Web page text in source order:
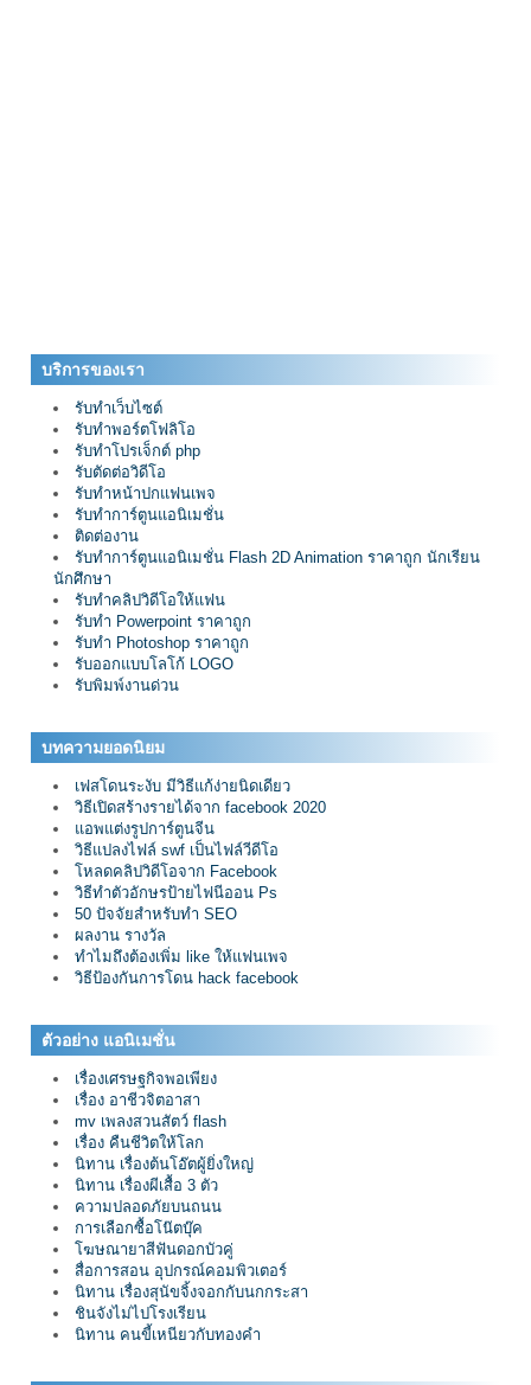
บริการของเรา
รับทำเว็บไซต์
รับทำพอร์ตโฟลิโอ
รับทำโปรเจ็กต์ php
รับตัดต่อวิดีโอ
รับทำหน้าปกแฟนเพจ
รับทำการ์ตูนแอนิเมชั่น
ติดต่องาน
รับทำการ์ตูนแอนิเมชั่น Flash 2D Animation ราคาถูก นักเรียน
นักศึกษา
รับทำคลิปวิดีโอให้แฟน
รับทำ Powerpoint ราคาถูก
รับทำ Photoshop ราคาถูก
รับออกแบบโลโก้ LOGO
รับพิมพ์งานด่วน
บทความยอดนิยม
เฟสโดนระงับ มีวิธีแก้ง่ายนิดเดียว
วิธีเปิดสร้างรายได้จาก facebook 2020
แอพแต่งรูปการ์ตูนจีน
วิธีแปลงไฟล์ swf เป็นไฟล์วีดีโอ
โหลดคลิปวิดีโอจาก Facebook
วิธีทำตัวอักษรป้ายไฟนีออน Ps
50 ปัจจัยสำหรับทำ SEO
ผลงาน รางวัล
ทำไมถึงต้องเพิ่ม like ให้แฟนเพจ
วิธีป้องกันการโดน hack facebook
ตัวอย่าง แอนิเมชั่น
เรื่องเศรษฐกิจพอเพียง
เรื่อง อาชีวจิตอาสา
mv เพลงสวนสัตว์ flash
เรื่อง คืนชีวิตให้โลก
นิทาน เรื่องต้นโอ๊ตผู้ยิ่งใหญ่
นิทาน เรื่องผีเสื้อ 3 ตัว
ความปลอดภัยบนถนน
การเลือกซื้อโน๊ตบุ๊ค
โฆษณายาสีฟันดอกบัวคู่
สื่อการสอน อุปกรณ์คอมพิวเตอร์
นิทาน เรื่องสุนัขจิ้งจอกกับนกกระสา
ชินจังไม่ไปโรงเรียน
นิทาน คนขี้เหนียวกับทองคำ